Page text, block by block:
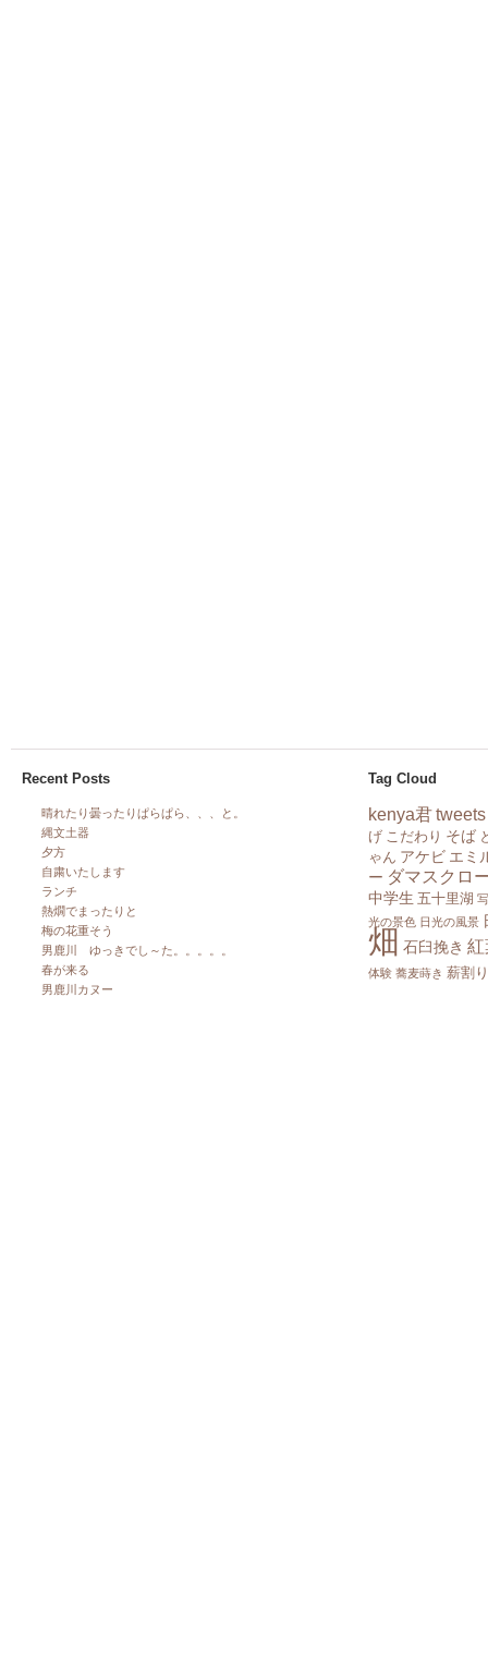
Recent Posts
晴れたり曇ったりぱらぱら、、、と。
縄文土器
夕方
自粛いたします
ランチ
熱燗でまったりと
梅の花重そう
男鹿川 ゆっきでし～た。。。。。
春が来る
男鹿川カヌー
Tag Cloud
kenya君 tweets
げ こだわり そば
ゃん アケビ エミ
ー ダマスクロ
中学生 五十里湖
光の景色 日光の風景
畑 石臼挽き 紅
体験 蕎麦蒔き 薪割り